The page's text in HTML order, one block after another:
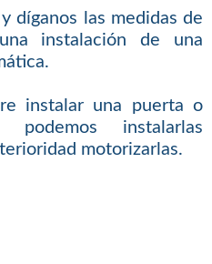
díganos las medidas de
instalación de una
instalar una puerta o
podemos instalarlas
motorizarlas.